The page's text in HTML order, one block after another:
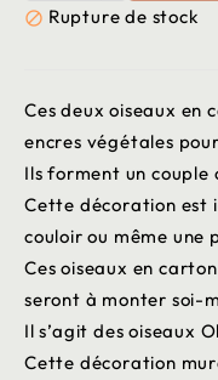
 Rupture de stock
Ces deux oiseaux en
encres végétales
Ils forment un couple
Cette décoration est
couloir ou même une
Ces oiseaux en
seront à monter soi-
Il s’agit des oiseaux
Cette décoration